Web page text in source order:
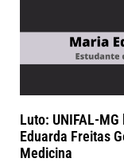
Luto: UNIFAL-
Eduarda Freitas
Medicina